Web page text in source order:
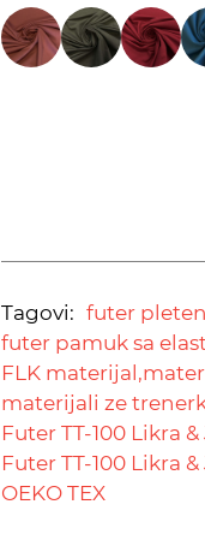
Tagovi: futer
futer pamuk sa
FLK materijal,
materijali ze
Futer TT-100 Likra
Futer TT-100 Likra
OEKO TEX